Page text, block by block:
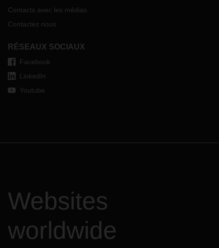
Contacts avec les médias
Contactez nous
RÉSEAUX SOCIAUX
Facebook
LinkedIn
Youtube
Websites
worldwide